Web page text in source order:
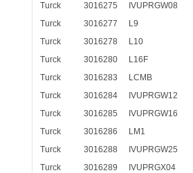
Turck
3016275
IVUPRGW08
Turck
3016277
L9
Turck
3016278
L10
Turck
3016280
L16F
Turck
3016283
LCMB
Turck
3016284
IVUPRGW12
Turck
3016285
IVUPRGW16
Turck
3016286
LM1
Turck
3016288
IVUPRGW25
Turck
3016289
IVUPRGX04